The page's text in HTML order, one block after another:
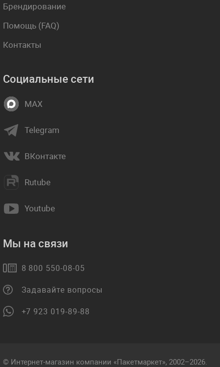
Брендирование
Помощь (FAQ)
Контакты
Социальные сети
MAX
Telegram
ВКонтакте
Rutube
Youtube
Мы на связи
8 800 550-08-05
Задавайте вопросы
+7 923 019-89-88
© Интернет-магазин компании «Пакетмаркет», 2002–2026.